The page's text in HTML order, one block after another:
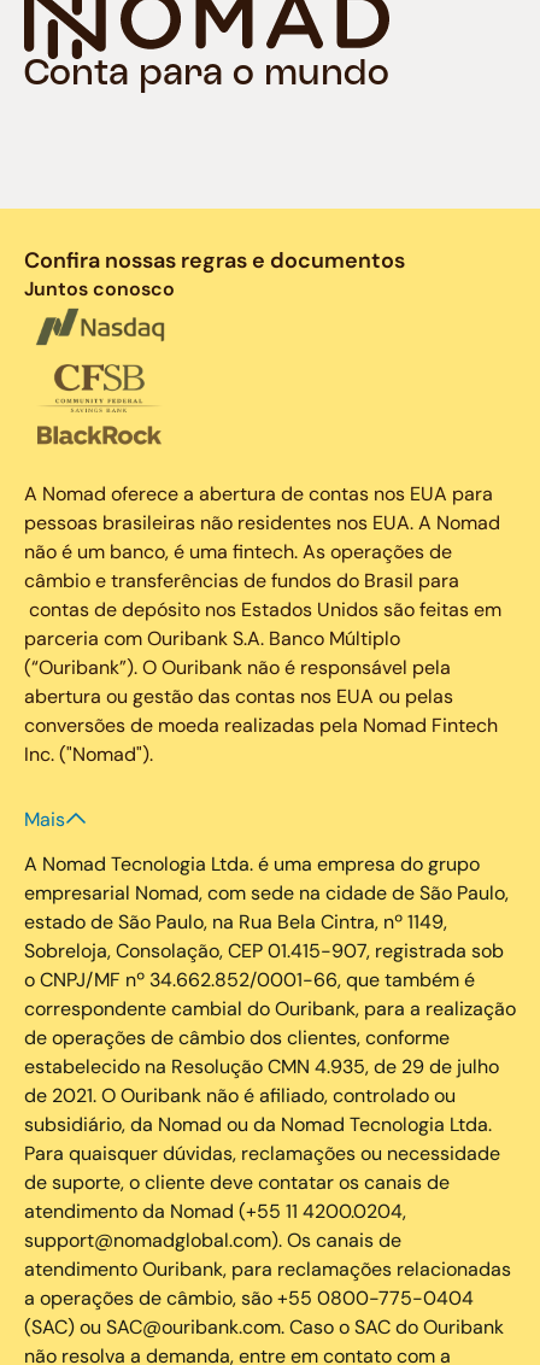
Conta para o mundo
Confira nossas regras e documentos
Juntos conosco
A Nomad oferece a abertura de contas nos EUA para
pessoas brasileiras não residentes nos EUA. A Nomad
não é um banco, é uma fintech. As operações de
câmbio e transferências de fundos do Brasil para
contas de depósito nos Estados Unidos são feitas em
parceria com Ouribank S.A. Banco Múltiplo
(“Ouribank”). O Ouribank não é responsável pela
abertura ou gestão das contas nos EUA ou pelas
conversões de moeda realizadas pela Nomad Fintech
Inc. ("Nomad").
Mais
A Nomad Tecnologia Ltda. é uma empresa do grupo
empresarial Nomad, com sede na cidade de São Paulo,
estado de São Paulo, na Rua Bela Cintra, nº 1149,
Sobreloja, Consolação, CEP 01.415-907, registrada sob
o CNPJ/MF nº 34.662.852/0001-66, que também é
correspondente cambial do Ouribank, para a realização
de operações de câmbio dos clientes, conforme
estabelecido na Resolução CMN 4.935, de 29 de julho
de 2021. O Ouribank não é afiliado, controlado ou
subsidiário, da Nomad ou da Nomad Tecnologia Ltda.
Para quaisquer dúvidas, reclamações ou necessidade
de suporte, o cliente deve contatar os canais de
atendimento da Nomad (+55 11 4200.0204,
support@nomadglobal.com). Os canais de
atendimento Ouribank, para reclamações relacionadas
a operações de câmbio, são +55 0800-775-0404
(SAC) ou SAC@ouribank.com. Caso o SAC do Ouribank
não resolva a demanda, entre em contato com a